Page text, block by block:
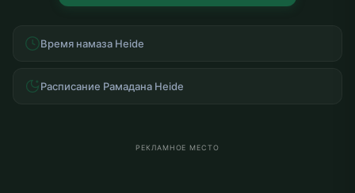
Время намаза Heide
Расписание Рамадана Heide
РЕКЛАМНОЕ МЕСТО